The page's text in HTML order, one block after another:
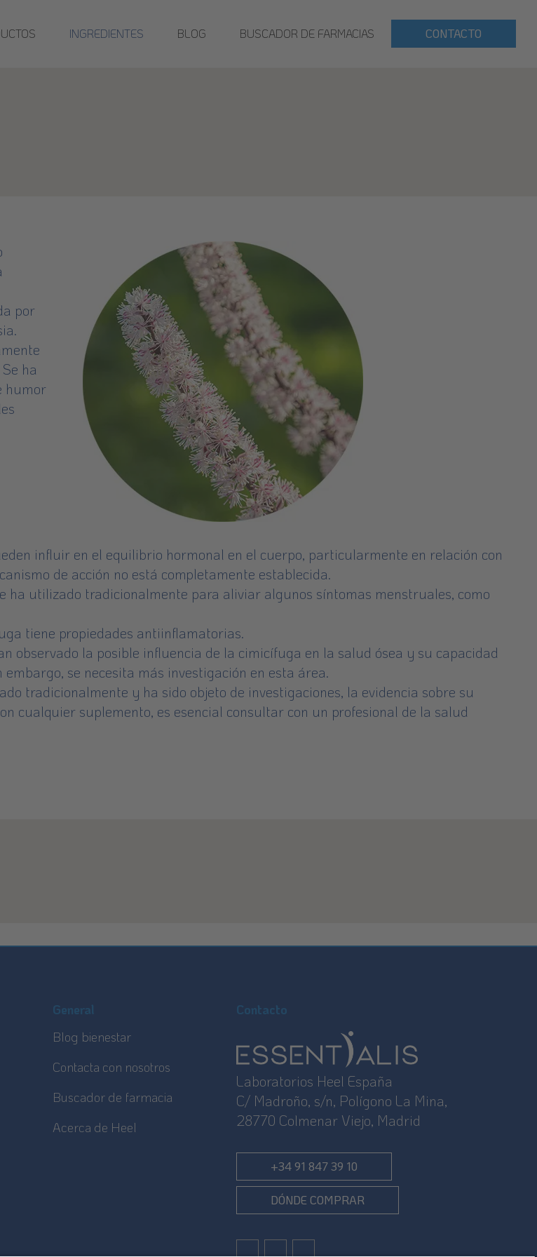
INGREDIENTES BLOG BUSCADOR DE FARMACIAS CONTACTO
por
ha
humor
influir en el equilibrio hormonal en el cuerpo, particularmente en relación con
de acción no está completamente establecida.
ha utilizado tradicionalmente para aliviar algunos síntomas menstruales, como
tiene propiedades antiinflamatorias.
observado la posible influencia de la cimicífuga en la salud ósea y su capacidad
se necesita más investigación en esta área.
tradicionalmente y ha sido objeto de investigaciones, la evidencia sobre su
cualquier suplemento, es esencial consultar con un profesional de la salud
General
Blog bienestar
Contacta con nosotros
Buscador de farmacia
Acerca de Heel
Contacto
Laboratorios Heel España
C/ Madroño, s/n, Polígono La Mina,
28770 Colmenar Viejo, Madrid
+34 91 847 39 10
DÓNDE COMPRAR